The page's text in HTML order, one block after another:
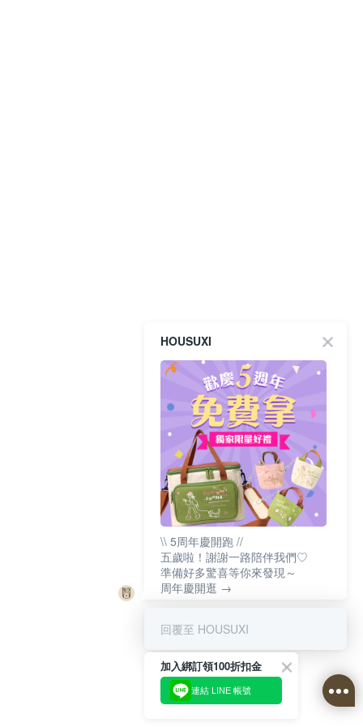
HOUSUXI
\\ 5周年慶開跑 //
五歲啦！謝謝一路陪伴我們♡
準備好多驚喜等你來發現～
周年慶開逛 →
回覆至 HOUSUXI
加入綁訂領100折扣金
連結 LINE 帳號